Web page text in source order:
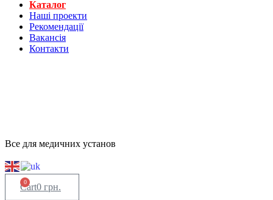
Каталог
Нашi проекти
Рекомендації
Вакансiя
Контакти
Все для медичних установ
0 грн.
0
Cart